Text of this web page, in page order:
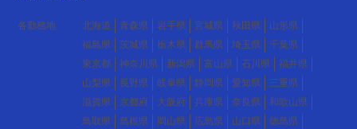
各勤務地 北海道 青森県 岩手県 宮城県 秋田県
山形県
福島県
茨城県 栃木県 群馬県 埼玉県
千葉県
東京都
神奈川県 新潟県 富山県 石川県
福井県
山梨県
長野県 岐阜県 静岡県 愛知県
三重県
滋賀県
京都府 大阪府 兵庫県 奈良県
和歌山県
鳥取県
島根県 岡山県 広島県 山口県 徳島県